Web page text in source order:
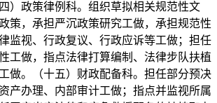
）政策律例科。组织草拟相关规范性文
策，承担严沉政策研究工做，承担规范性
监视、行政复议、行政应诉等工做；担任
工做，指点法律打算编制、法律步队扶植
做。（十五）财政配备科。担任部分预决
产办理、内部审计工做；指点并监视所属